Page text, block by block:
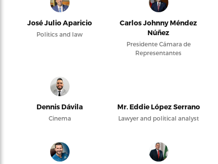
José Julio Aparicio
Politics and law
Carlos Johnny Méndez
Núñez
Presidente Cámara de
Representantes
Dennis Dávila
Cinema
Mr. Eddie López Serrano
Lawyer and political analyst